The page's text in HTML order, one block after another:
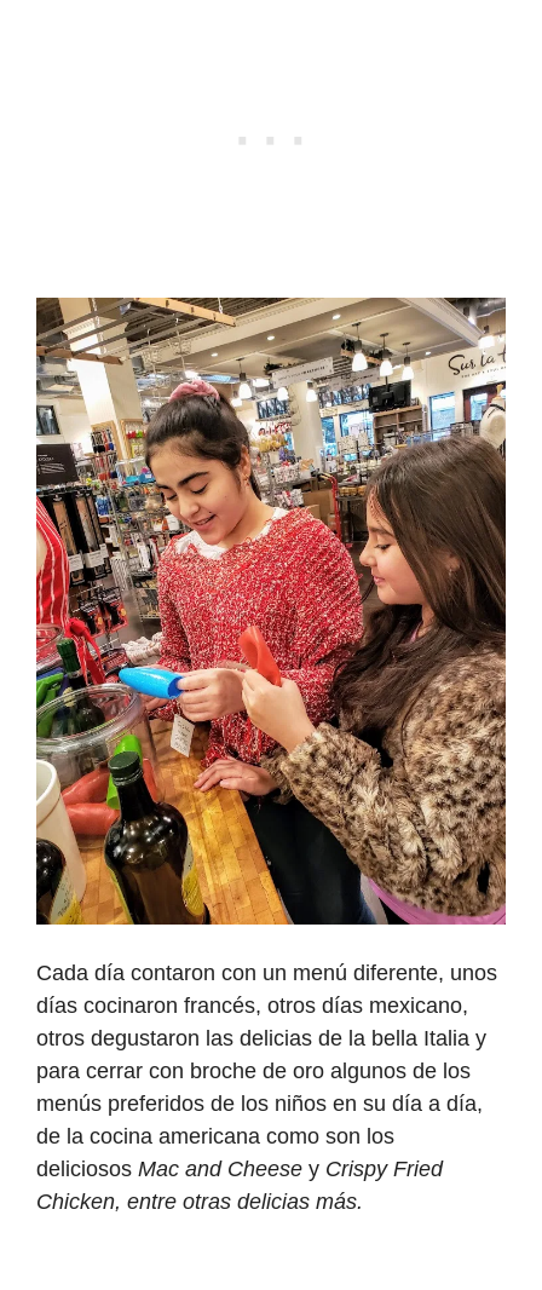
Cada día contaron con un menú diferente, unos
días cocinaron francés, otros días mexicano,
otros degustaron las delicias de la bella Italia y
para cerrar con broche de oro algunos de los
menús preferidos de los niños en su día a día,
de la cocina americana como son los
deliciosos Mac and Cheese y Crispy Fried
Chicken, entre otras delicias más.